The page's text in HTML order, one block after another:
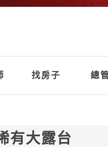
找房子 總
有大露台